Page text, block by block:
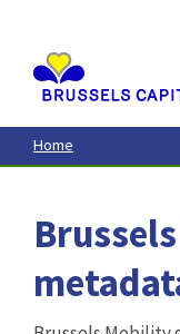
contenu
principal
Home